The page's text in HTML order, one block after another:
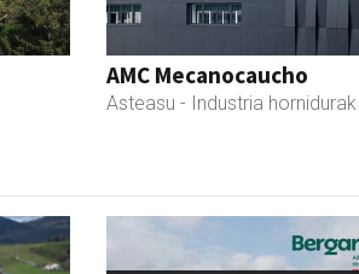
AMC Mecanocaucho
Asteasu - Industria hornidurak